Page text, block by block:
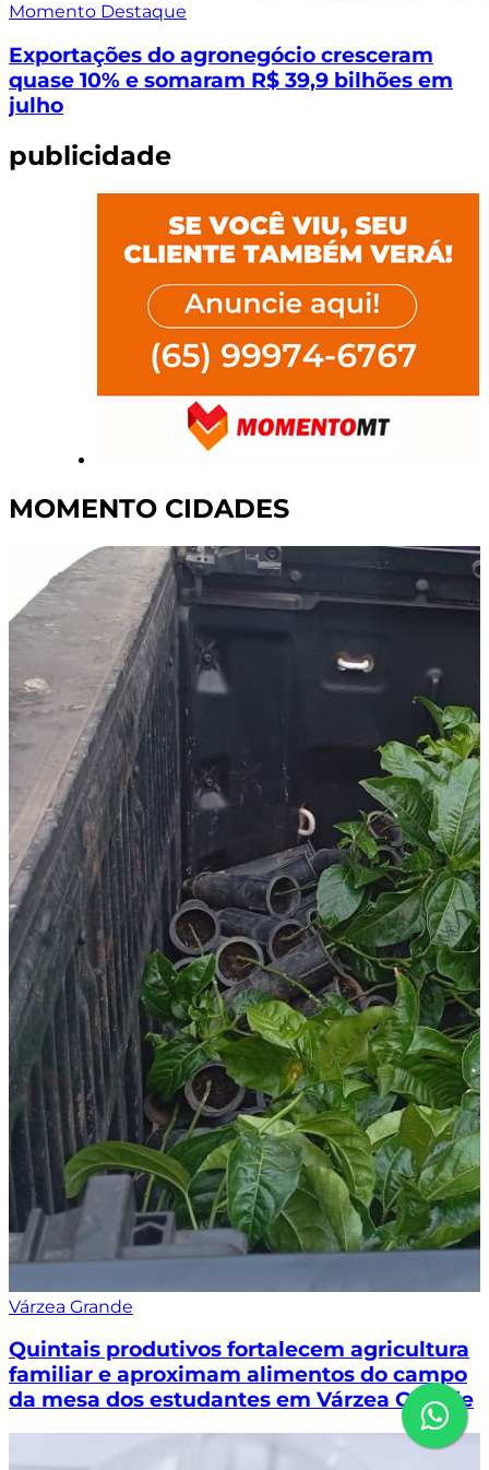
Momento Destaque
Exportações do agronegócio cresceram
quase 10% e somaram R$ 39,9 bilhões em
julho
publicidade
MOMENTO CIDADES
Várzea Grande
Quintais produtivos fortalecem agricultura
familiar e aproximam alimentos do campo
da mesa dos estudantes em Várzea Grande